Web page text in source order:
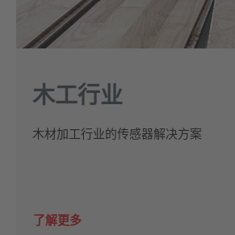
木工行业
木材加工行业的传感器解决方案
了解更多